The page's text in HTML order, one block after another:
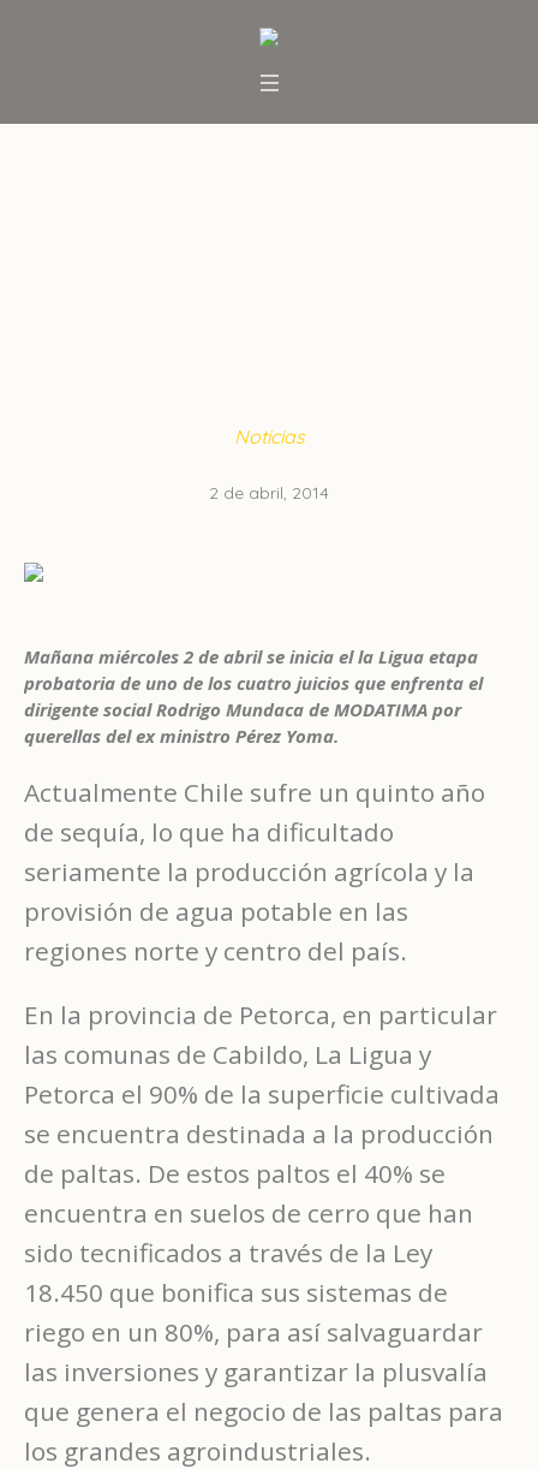
Noticias
2 de abril, 2014
Mañana miércoles 2 de abril se inicia el la Ligua etapa
probatoria de uno de los cuatro juicios que enfrenta el
dirigente social Rodrigo Mundaca de MODATIMA por
querellas del ex ministro Pérez Yoma.
Actualmente Chile sufre un quinto año
de sequía, lo que ha dificultado
seriamente la producción agrícola y la
provisión de agua potable en las
regiones norte y centro del país.
En la provincia de Petorca, en particular
las comunas de Cabildo, La Ligua y
Petorca el 90% de la superficie cultivada
se encuentra destinada a la producción
de paltas. De estos paltos el 40% se
encuentra en suelos de cerro que han
sido tecnificados a través de la Ley
18.450 que bonifica sus sistemas de
riego en un 80%, para así salvaguardar
las inversiones y garantizar la plusvalía
que genera el negocio de las paltas para
los grandes agroindustriales.